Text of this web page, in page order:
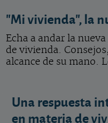
"Mi vivienda", la
Echa a andar la
de vivienda.
alcance de su mano.
Una respuesta
en materia de